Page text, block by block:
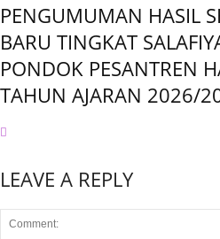
PENGUMUMAN HASIL
BARU TINGKAT
PONDOK PESANTREN
TAHUN AJARAN 2026/
LEAVE A REPLY